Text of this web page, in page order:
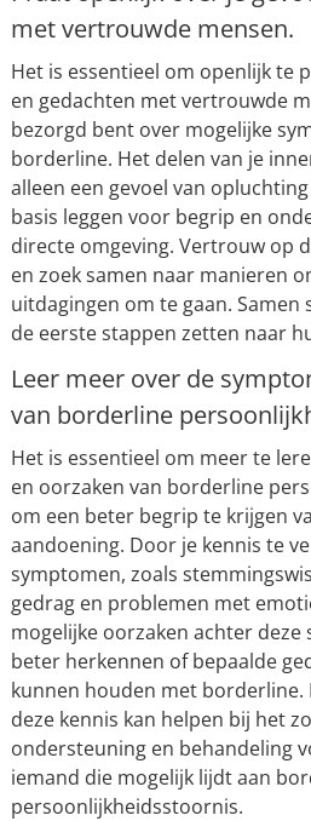
met vertrouwde mensen.
Het is essentieel om openlijk te
en gedachten met vertrouwde
bezorgd bent over mogelijke
borderline. Het delen van je
alleen een gevoel van
basis leggen voor begrip en
directe omgeving. Vertrouw op
en zoek samen naar manieren
uitdagingen om te gaan. Samen
de eerste stappen zetten naar
Leer meer over de
van borderline
Het is essentieel om meer te
en oorzaken van borderline
om een beter begrip te krijgen
aandoening. Door je kennis te
symptomen, zoals
gedrag en problemen met
mogelijke oorzaken achter deze
beter herkennen of bepaalde
kunnen houden met borderline.
deze kennis kan helpen bij het
ondersteuning en behandeling
iemand die mogelijk lijdt aan
persoonlijkheidsstoornis.